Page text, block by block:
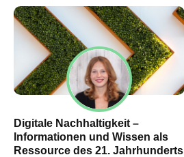
Digitale Nachhaltigkeit –
Informationen und Wissen als
Ressource des 21. Jahrhunderts
Datenschutzerklärung
Impressum